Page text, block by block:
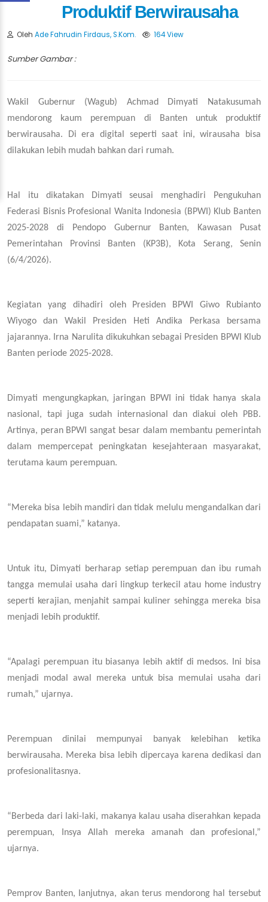
Produktif Berwirausaha
Oleh Ade Fahrudin Firdaus, S.Kom. 164 View
Sumber Gambar :
Wakil Gubernur (Wagub) Achmad Dimyati Natakusumah
mendorong kaum perempuan di Banten untuk produktif
berwirausaha. Di era digital seperti saat ini, wirausaha bisa
dilakukan lebih mudah bahkan dari rumah.
Hal itu dikatakan Dimyati seusai menghadiri Pengukuhan
Federasi Bisnis Profesional Wanita Indonesia (BPWI) Klub Banten
2025-2028 di Pendopo Gubernur Banten, Kawasan Pusat
Pemerintahan Provinsi Banten (KP3B), Kota Serang, Senin
(6/4/2026).
Kegiatan yang dihadiri oleh Presiden BPWI Giwo Rubianto
Wiyogo dan Wakil Presiden Heti Andika Perkasa bersama
jajarannya. Irna Narulita dikukuhkan sebagai Presiden BPWI Klub
Banten periode 2025-2028.
Dimyati mengungkapkan, jaringan BPWI ini tidak hanya skala
nasional, tapi juga sudah internasional dan diakui oleh PBB.
Artinya, peran BPWI sangat besar dalam membantu pemerintah
dalam mempercepat peningkatan kesejahteraan masyarakat,
terutama kaum perempuan.
“Mereka bisa lebih mandiri dan tidak melulu mengandalkan dari
pendapatan suami,” katanya.
Untuk itu, Dimyati berharap setiap perempuan dan ibu rumah
tangga memulai usaha dari lingkup terkecil atau home industry
seperti kerajian, menjahit sampai kuliner sehingga mereka bisa
menjadi lebih produktif.
“Apalagi perempuan itu biasanya lebih aktif di medsos. Ini bisa
menjadi modal awal mereka untuk bisa memulai usaha dari
rumah,” ujarnya.
Perempuan dinilai mempunyai banyak kelebihan ketika
berwirausaha. Mereka bisa lebih dipercaya karena dedikasi dan
profesionalitasnya.
“Berbeda dari laki-laki, makanya kalau usaha diserahkan kepada
perempuan, Insya Allah mereka amanah dan profesional,”
ujarnya.
Pemprov Banten, lanjutnya, akan terus mendorong hal tersebut